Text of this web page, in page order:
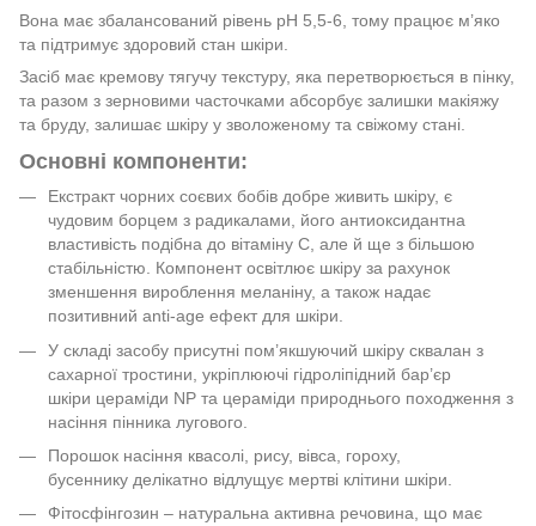
Вона має збалансований рівень pH 5,5-6, тому працює м’яко
та підтримує здоровий стан шкіри.
Засіб має кремову тягучу текстуру, яка перетворюється в пінку,
та разом з зерновими часточками абсорбує залишки макіяжу
та бруду, залишає шкіру у зволоженому та свіжому стані.
Основні компоненти:
Екстракт чорних соєвих бобів добре живить шкіру, є
чудовим борцем з радикалами, його антиоксидантна
властивість подібна до вітаміну С, але й ще з більшою
стабільністю. Компонент освітлює шкіру за рахунок
зменшення вироблення меланіну, а також надає
позитивний аnti-age ефект для шкіри.
У складі засобу присутні пом’якшуючий шкіру сквалан з
сахарної тростини, укріплюючі гідроліпідний бар’єр
шкіри цераміди NP та цераміди природнього походження з
насіння пінника лугового.
Порошок насіння квасолі, рису, вівса, гороху,
бусеннику делікатно відлущує мертві клітини шкіри.
Фітосфінгозин – натуральна активна речовина, що має